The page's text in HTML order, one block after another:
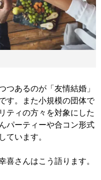
あるのが「友情結婚」
す。また小規模の団体で
ティの方々を対象にした
パーティーや合コン形式
ています。
さんはこう語ります。